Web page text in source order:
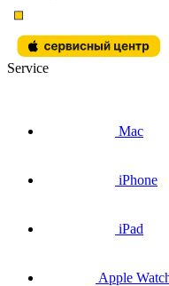
Service
Mac
iPhone
iPad
Apple